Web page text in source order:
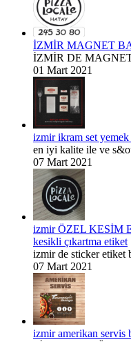
İZMİR MAGNET
İZMİR DE
01 Mart 2021
izmir ikram set yemek
en iyi kalite ile ve
07 Mart 2021
izmir ÖZEL KESİM
kesikli çıkartma etiket
izmir de sticker etiket
07 Mart 2021
izmir amerikan servis